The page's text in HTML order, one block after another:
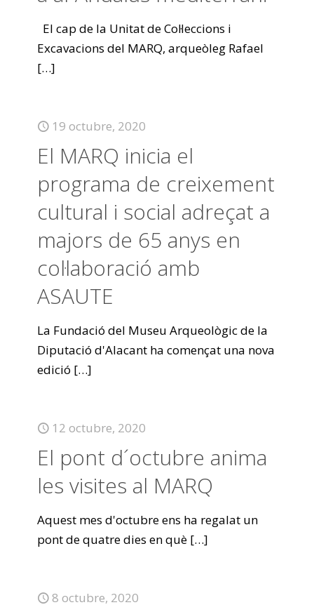
El cap de la Unitat de Col·leccions i
Excavacions del MARQ, arqueòleg Rafael
[…]
19 octubre, 2020
El MARQ inicia el
programa de creixement
cultural i social adreçat a
majors de 65 anys en
col·laboració amb
ASAUTE
La Fundació del Museu Arqueològic de la
Diputació d'Alacant ha començat una nova
edició […]
12 octubre, 2020
El pont d´octubre anima
les visites al MARQ
Aquest mes d'octubre ens ha regalat un
pont de quatre dies en què […]
8 octubre, 2020